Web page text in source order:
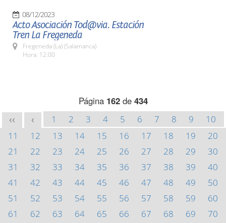
08/12/2023
Acto Asociación Tod@via. Estación
Tren La Fregeneda
Fregeneda (La) (Salamanca)
Hora: 12:00
Página 162de 434
<< < 1 2 3 4 5 6 7 8 9
10
11
12 13 14 15 16 17 18 19
20
21
22 23 24 25 26 27 28 29
30
31
32 33 34 35 36 37 38 39
40
41
42 43 44 45 46 47 48 49
50
51
52 53 54 55 56 57 58 59
60
61
62 63 64 65 66 67 68 69
70